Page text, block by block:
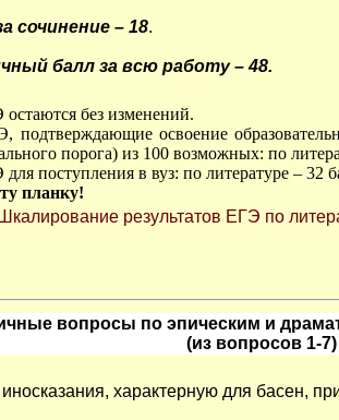
сочинение – 18.
балл за всю работу – 48.
без изменений.
освоение
порога) из 100 возможных: по
поступления в вуз: по литературе – 32
планку!
Шкалирование результатов ЕГЭ по
вопросы по эпическим и
(из вопросов 1-7)
характерную для басен,